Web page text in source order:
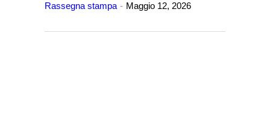
Rassegna stampa Maggio 12, 2026